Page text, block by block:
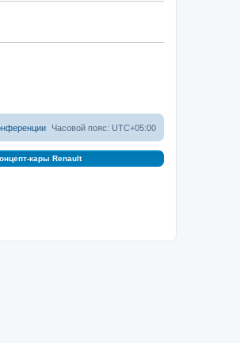
Часовой пояс: UTC+05:00
кары Renault